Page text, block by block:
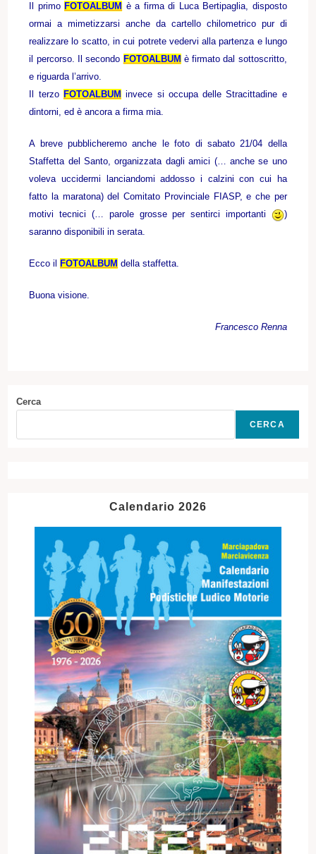
Il primo FOTOALBUM è a firma di Luca Bertipaglia, disposto
ormai a mimetizzarsi anche da cartello chilometrico pur di
realizzare lo scatto, in cui potrete vedervi alla partenza e lungo
il percorso. Il secondo FOTOALBUM è firmato dal sottoscritto,
e riguarda l’arrivo.
Il terzo FOTOALBUM invece si occupa delle Stracittadine e
dintorni, ed è ancora a firma mia.
A breve pubblicheremo anche le foto di sabato 21/04 della
Staffetta del Santo, organizzata dagli amici (… anche se uno
voleva uccidermi lanciandomi addosso i calzini con cui ha
fatto la maratona) del Comitato Provinciale FIASP, e che per
motivi tecnici (… parole grosse per sentirci importanti
)
saranno disponibili in serata.
Ecco il FOTOALBUM della staffetta.
Buona visione.
Francesco Renna
Cerca
CERCA
Calendario 2026